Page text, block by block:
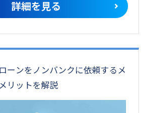
詳細を見る
ーンをノンバンクに依頼するメ
リットを解説